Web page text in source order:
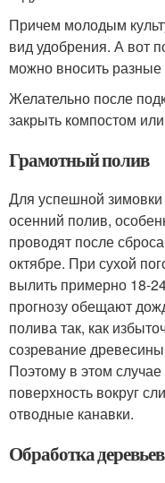
Причем молодым
вид удобрения. А вот
можно вносить разные
Желательно после
закрыть компостом
Грамотный полив
Для успешной
осенний полив,
проводят после
октябре. При сухой
вылить примерно 18-
прогнозу обещают
полива так, как
созревание
Поэтому в этом
поверхность вокруг
отводные канавки.
Обработка